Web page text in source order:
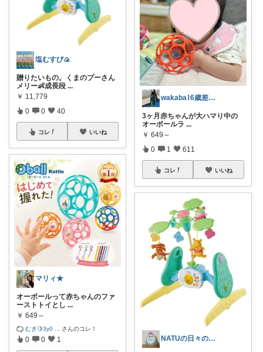
塩むすび🍙
贈りたいもの。くまのプーさん
メリー👶成長段 ...
￥ 11,779
0 0 40
コレ いいね
マリィ★
オーボールって赤ちゃんのファ
ーストトイとし ...
￥ 649～
むぎ🍋3y0 さんのコレ！
0 0 1
wakaba⌇6歳差姉妹🌱すべて購入品
3ヶ月赤ちゃんが大ハマり中の
オーボールラ ...
￥ 649～
0 1 611
コレ いいね
NATUの日々の暮らしのmono